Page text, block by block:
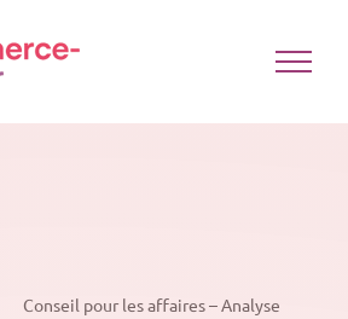
Conseil pour les affaires – Analyse